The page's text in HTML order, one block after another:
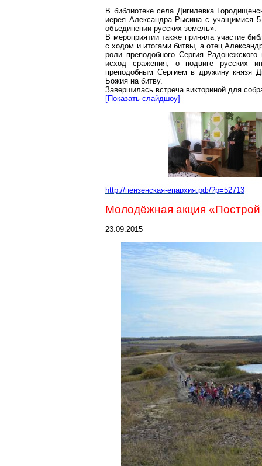
В библиотеке села Дигилевка
иерея Александра Рысина с учащимися
объединении русских земель».
В мероприятии также приняла участие
с ходом и итогами битвы, а отец
роли преподобного Сергия
исход сражения, о подвиге русских
преподобным Сергием в дружинукнязя
Божия на битву.
Завершилась встреча викториной для
[Показать слайдшоу]
http://пензенская-епархия.рф/?p=52713
Молодёжная акция
23.09.2015